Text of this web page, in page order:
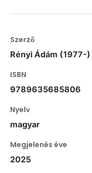
Szerző
Rényi Ádám (1977-)
ISBN
9789635685806
Nyelv
magyar
Megjelenés éve
2025